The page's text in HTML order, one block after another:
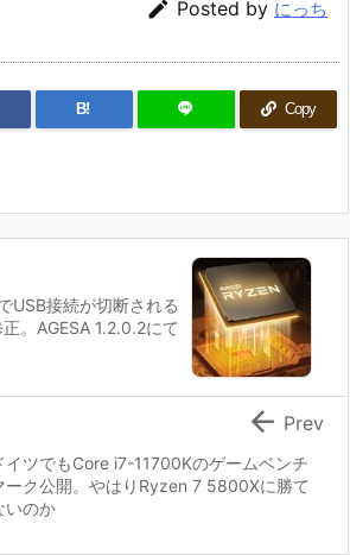
 Posted by にっち
B! Copy
USB接続が切断される
。AGESA 1.2.0.2にて
イツでもCore i7-11700Kのゲームベンチ
ーク公開。やはりRyzen 7 5800Xに勝て
いのか
 Prev